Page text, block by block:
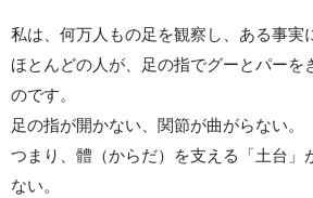
私は、何万人もの足を観察し、ある事実
ほとんどの人が、足の指でグーとパーを
のです。
足の指が開かない、関節が曲がらない。
つまり、體（からだ）を支える「土台」
ない。